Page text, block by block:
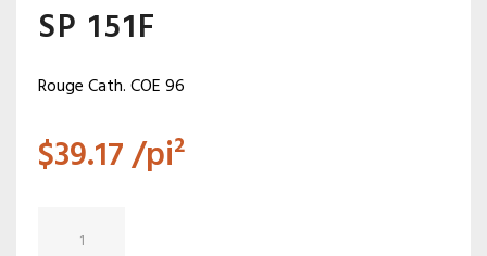
SP 151F
Rouge Cath. COE 96
$39.17/pi²